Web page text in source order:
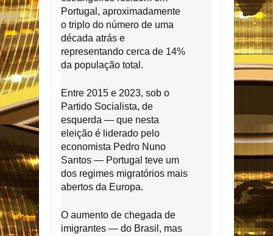
Portugal, aproximadamente
o triplo do número de uma
década atrás e
representando cerca de 14%
da população total.
Entre 2015 e 2023, sob o
Partido Socialista, de
esquerda — que nesta
eleição é liderado pelo
economista Pedro Nuno
Santos — Portugal teve um
dos regimes migratórios mais
abertos da Europa.
O aumento de chegada de
imigrantes — do Brasil, mas